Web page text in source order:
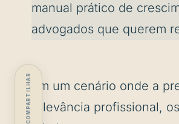
manual prático de
advogados que querem
Em um cenário onde a
relevância profissional,
COMPARTILHAR